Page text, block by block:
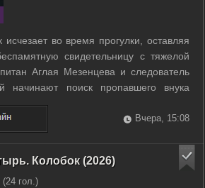
исчезает во время прогулки, оставляя
свидетельницу с тяжелой
Аглая Мезенцева и следователь
начинают поиск пропавшего внука
Семья кажется безупречной и
у каждого ее члена скрыты свои
Поиск ребенка ...
Вчера, 15:08
Колобок (2026)
(24 гол.)